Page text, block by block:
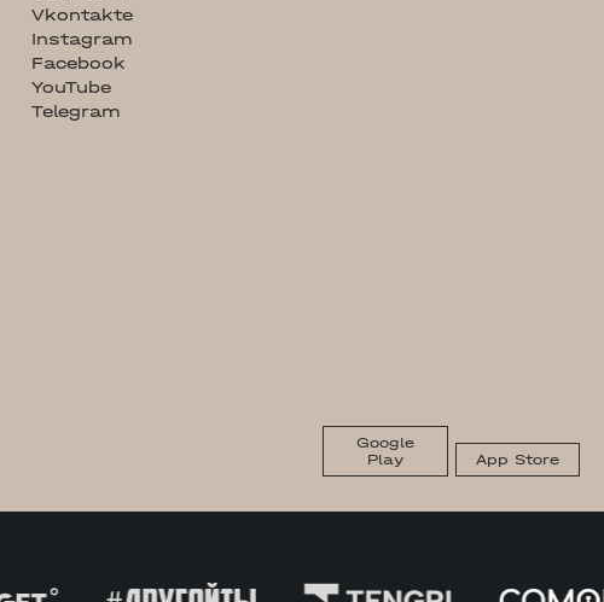
Vkontakte
Instagram
Facebook
YouTube
Telegram
Google
Play
App Store